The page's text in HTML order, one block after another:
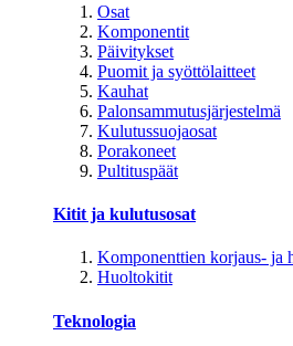
Osat
Komponentit
Päivitykset
Puomit ja syöttölaitteet
Kauhat
Palonsammutusjärjestelmä
Kulutussuojaosat
Porakoneet
Pultituspäät
Kitit ja kulutusosat
Komponenttien korjaus- ja
Huoltokitit
Teknologia